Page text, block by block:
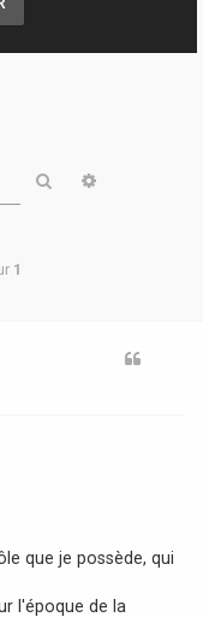
Rechercher
1
que je possède, qui
l'époque de la